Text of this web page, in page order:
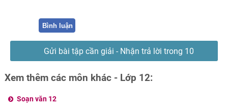
Bình luận
Gửi bài tập cần giải - Nhận trả lời trong 10
phút
Xem thêm các môn khác - Lớp 12:
Soạn văn 12